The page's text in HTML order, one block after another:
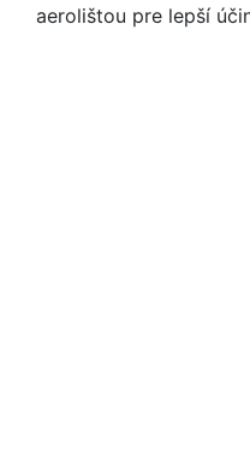
aerolištou pre lepší